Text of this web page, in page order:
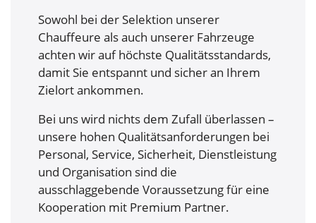
Sowohl bei der Selektion unserer
Chauffeure als auch unserer Fahrzeuge
achten wir auf höchste Qualitätsstandards,
damit Sie entspannt und sicher an Ihrem
Zielort ankommen.
Bei uns wird nichts dem Zufall überlassen –
unsere hohen Qualitätsanforderungen bei
Personal, Service, Sicherheit, Dienstleistung
und Organisation sind die
ausschlaggebende Voraussetzung für eine
Kooperation mit Premium Partner.